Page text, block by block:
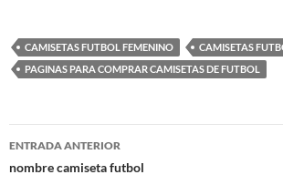
CAMISETAS FUTBOL FEMENINO
CAMISETAS
PAGINAS PARA COMPRAR CAMISETAS DE FUTBOL
Navegación
de
ENTRADA ANTERIOR
nombre camiseta futbol